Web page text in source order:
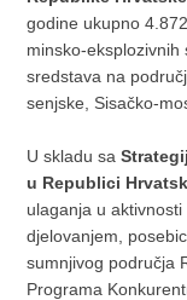
godine ukupno
minsko-
sredstava na
senjske, Sisačko-
U skladu sa
u Republici
ulaganja u
djelovanjem,
sumnjivog područja
Programa